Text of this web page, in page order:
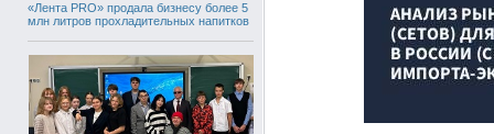
«Лента PRO» продала бизнесу более 5
млн литров прохладительных напитков